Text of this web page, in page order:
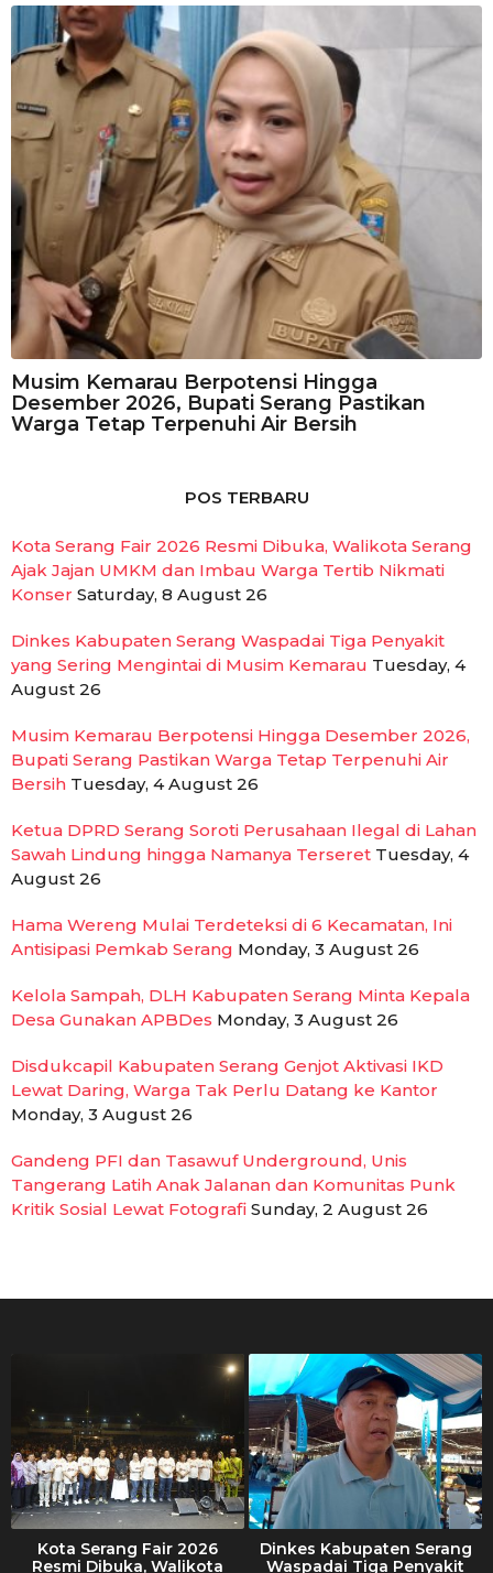
Musim Kemarau Berpotensi Hingga
Desember 2026, Bupati Serang Pastikan
Warga Tetap Terpenuhi Air Bersih
POS TERBARU
Kota Serang Fair 2026 Resmi Dibuka, Walikota Serang
Ajak Jajan UMKM dan Imbau Warga Tertib Nikmati
Konser Saturday, 8 August 26
Dinkes Kabupaten Serang Waspadai Tiga Penyakit
yang Sering Mengintai di Musim Kemarau Tuesday, 4
August 26
Musim Kemarau Berpotensi Hingga Desember 2026,
Bupati Serang Pastikan Warga Tetap Terpenuhi Air
Bersih Tuesday, 4 August 26
Ketua DPRD Serang Soroti Perusahaan Ilegal di Lahan
Sawah Lindung hingga Namanya Terseret Tuesday, 4
August 26
Hama Wereng Mulai Terdeteksi di 6 Kecamatan, Ini
Antisipasi Pemkab Serang Monday, 3 August 26
Kelola Sampah, DLH Kabupaten Serang Minta Kepala
Desa Gunakan APBDes Monday, 3 August 26
Disdukcapil Kabupaten Serang Genjot Aktivasi IKD
Lewat Daring, Warga Tak Perlu Datang ke Kantor
Monday, 3 August 26
Gandeng PFI dan Tasawuf Underground, Unis
Tangerang Latih Anak Jalanan dan Komunitas Punk
Kritik Sosial Lewat Fotografi Sunday, 2 August 26
Kota Serang Fair 2026
Resmi Dibuka, Walikota
Dinkes Kabupaten Serang
Waspadai Tiga Penyakit